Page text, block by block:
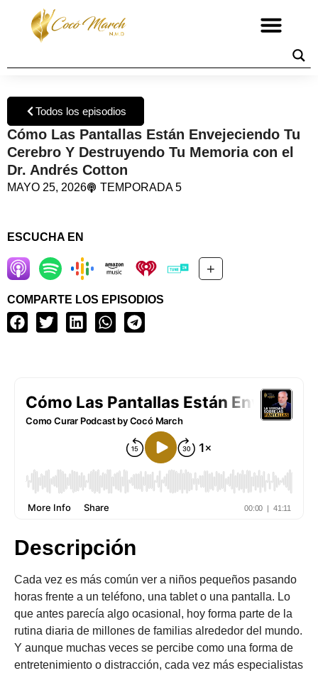
Todos los episodios
Cómo Las Pantallas Están Envejeciendo Tu
Cerebro Y Destruyendo Tu Memoria con el
Dr. Andrés Cotton
MAYO 25, 2026 TEMPORADA 5
ESCUCHA EN
+
COMPARTE LOS EPISODIOS
Descripción
Cada vez es más común ver a niños pequeños pasando
horas frente a un teléfono, una tablet o una pantalla. Lo
que antes parecía algo ocasional, hoy forma parte de la
rutina diaria de millones de familias alrededor del mundo.
Y aunque muchas veces se percibe como una forma de
entretenimiento o distracción, cada vez más especialistas